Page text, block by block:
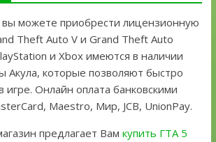
можете приобрести лицензионную
Theft Auto V и Grand Theft Auto
и Xbox имеются в наличии
Акула, которые позволяют быстро
игре. Онлайн оплата банковскими
Maestro, Мир, JCB, UnionPay.
предлагает Вам купить ГТА 5